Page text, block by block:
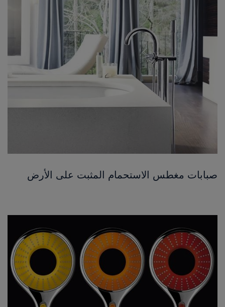
صبابات مغطس الاستحمام المثبت على الأرض